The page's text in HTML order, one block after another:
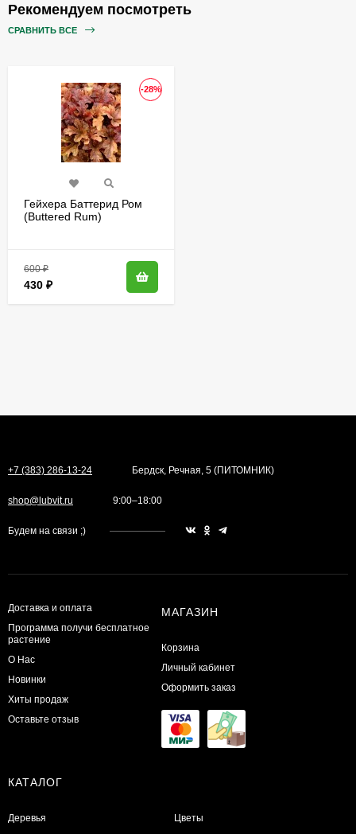
Рекомендуем посмотреть
СРАВНИТЬ ВСЕ
-28%
Гейхера Баттерид Ром
(Buttered Rum)
600₽
430 ₽
+7 (383) 286-13-24 Бердск, Речная, 5 (ПИТОМНИК)
shop@lubvit.ru 9:00–18:00
Будем на связи ;)
Доставка и оплата
Программа получи бесплатное
растение
О Нас
Новинки
Хиты продаж
Оставьте отзыв
МАГАЗИН
Корзина
Личный кабинет
Оформить заказ
КАТАЛОГ
Деревья
Цветы